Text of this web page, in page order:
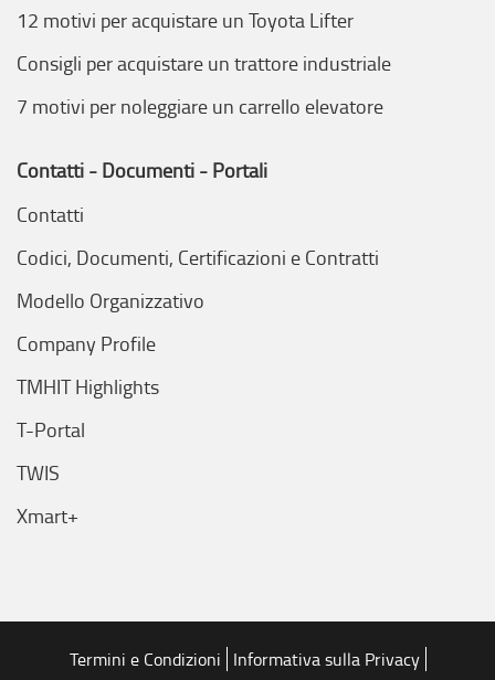
12 motivi per acquistare un Toyota Lifter
Consigli per acquistare un trattore industriale
7 motivi per noleggiare un carrello elevatore
Contatti - Documenti - Portali
Contatti
Codici, Documenti, Certificazioni e Contratti
Modello Organizzativo
Company Profile
TMHIT Highlights
T-Portal
TWIS
Xmart+
Termini e Condizioni Informativa sulla Privacy